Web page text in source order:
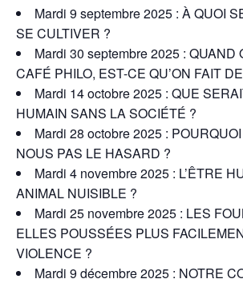
Mardi 9 septembre 2025 : À QUOI
SE CULTIVER ?
Mardi 30 septembre 2025 : QUAND
CAFÉ PHILO, EST-CE QU’ON FAIT
Mardi 14 octobre 2025 : QUE
HUMAIN SANS LA SOCIÉTÉ ?
Mardi 28 octobre 2025 :
NOUS PAS LE HASARD ?
Mardi 4 novembre 2025 : L’ÊTRE
ANIMAL NUISIBLE ?
Mardi 25 novembre 2025 : LES
ELLES POUSSÉES PLUS
VIOLENCE ?
Mardi 9 décembre 2025 : NOTRE